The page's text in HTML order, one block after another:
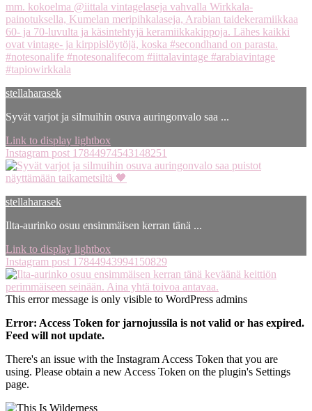
stellaharasek
Syvät varjot ja silmuihin osuva auringonvalo saa ...
Link to display lightbox
Instagram post 17844974543148251
stellaharasek
Ilta-aurinko osuu ensimmäisen kerran tänä ...
Link to display lightbox
Instagram post 17844943994150829
This error message is only visible to WordPress admins
Error: Access Token for jarnojussila is not valid or has expired.
Feed will not update.
There's an issue with the Instagram Access Token that you are
using. Please obtain a new Access Token on the plugin's Settings
page.